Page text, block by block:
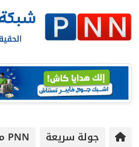
جولة سريعة PNN مختارات